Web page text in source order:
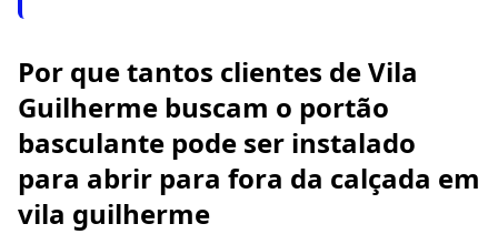
Por que tantos clientes de Vila
Guilherme buscam o portão
basculante pode ser instalado
para abrir para fora da calçada em
vila guilherme